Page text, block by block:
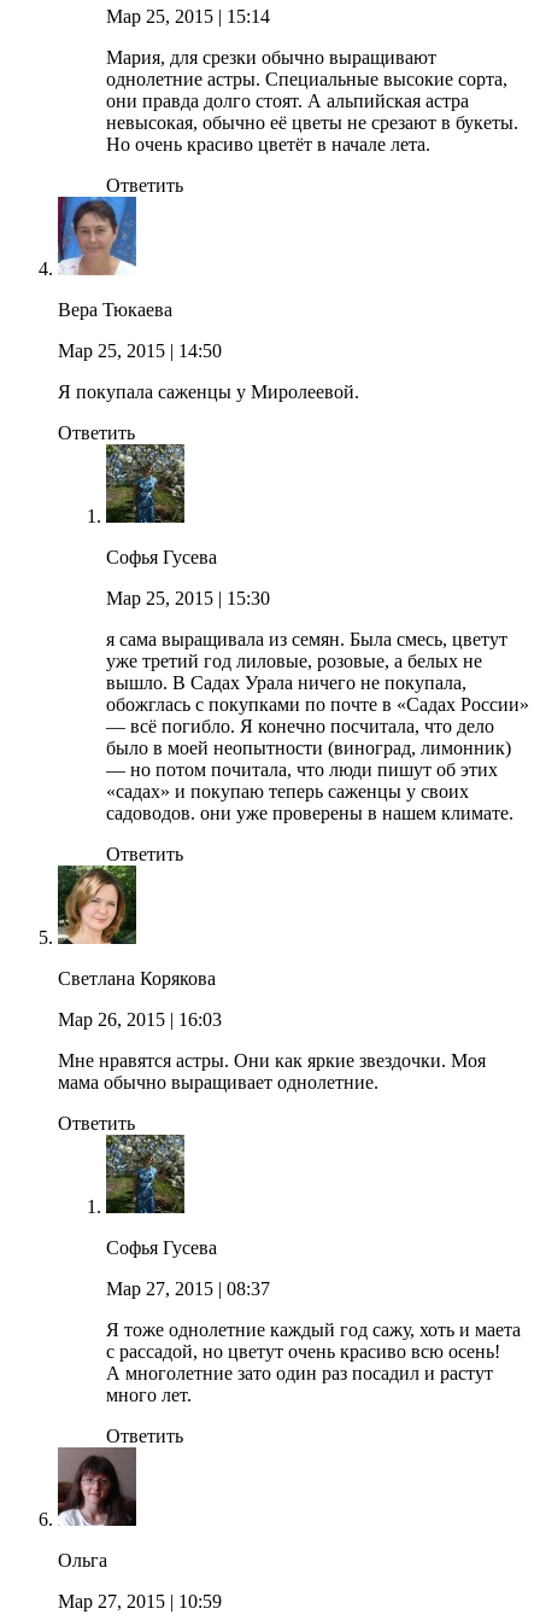
Мар 25, 2015 | 15:14
Мария, для срезки обычно выращивают
однолетние астры. Специальные высокие сорта,
они правда долго стоят. А альпийская астра
невысокая, обычно её цветы не срезают в букеты.
Но очень красиво цветёт в начале лета.
Ответить
Вера Тюкаева
Мар 25, 2015 | 14:50
Я покупала саженцы у Миролеевой.
Ответить
Софья Гусева
Мар 25, 2015 | 15:30
я сама выращивала из семян. Была смесь, цветут
уже третий год лиловые, розовые, а белых не
вышло. В Садах Урала ничего не покупала,
обожглась с покупками по почте в «Садах России»
— всё погибло. Я конечно посчитала, что дело
было в моей неопытности (виноград, лимонник)
— но потом почитала, что люди пишут об этих
«садах» и покупаю теперь саженцы у своих
садоводов. они уже проверены в нашем климате.
Ответить
Светлана Корякова
Мар 26, 2015 | 16:03
Мне нравятся астры. Они как яркие звездочки. Моя
мама обычно выращивает однолетние.
Ответить
Софья Гусева
Мар 27, 2015 | 08:37
Я тоже однолетние каждый год сажу, хоть и маета
с рассадой, но цветут очень красиво всю осень!
А многолетние зато один раз посадил и растут
много лет.
Ответить
Ольга
Мар 27, 2015 | 10:59